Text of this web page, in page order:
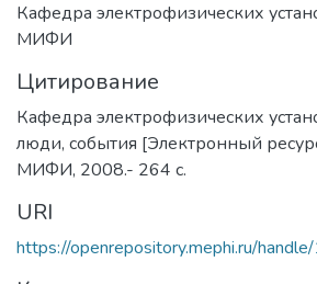
Кафедра электрофизических
МИФИ
Цитирование
Кафедра электрофизических
люди, события [Электронный
МИФИ, 2008.- 264 с.
URI
https://openrepository.mephi.ru/